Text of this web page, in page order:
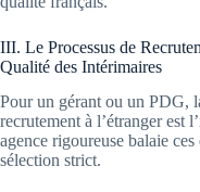
III. Le Processus de
Qualité des Intérimaires
Pour un gérant ou un PDG,
recrutement à l’étranger est
agence rigoureuse balaie
sélection strict.